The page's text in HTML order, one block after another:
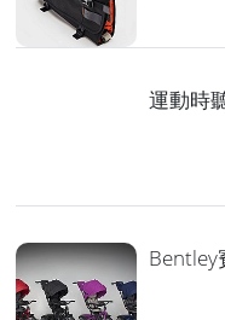
運動時
Bentley